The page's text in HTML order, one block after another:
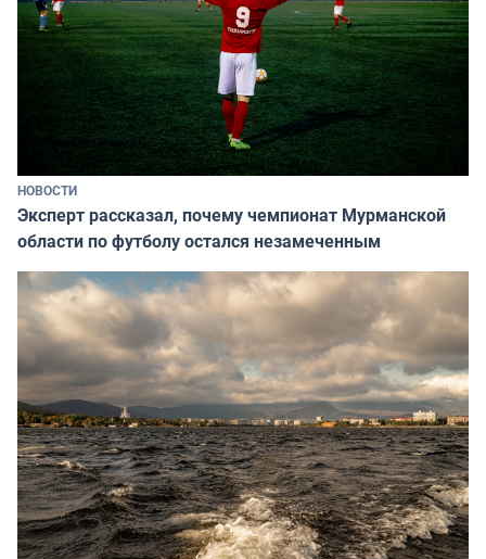
НОВОСТИ
Эксперт рассказал, почему чемпионат Мурманской
области по футболу остался незамеченным